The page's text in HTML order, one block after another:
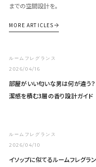
までの空間設計を。
MORE ARTICLES
ルームフレグランス
2026/04/16
部屋がいい匂いな男は何が違う
潔感を積む3層の香り設計ガイド
ルームフレグランス
2026/04/10
イソップに似てるルームフレグラ